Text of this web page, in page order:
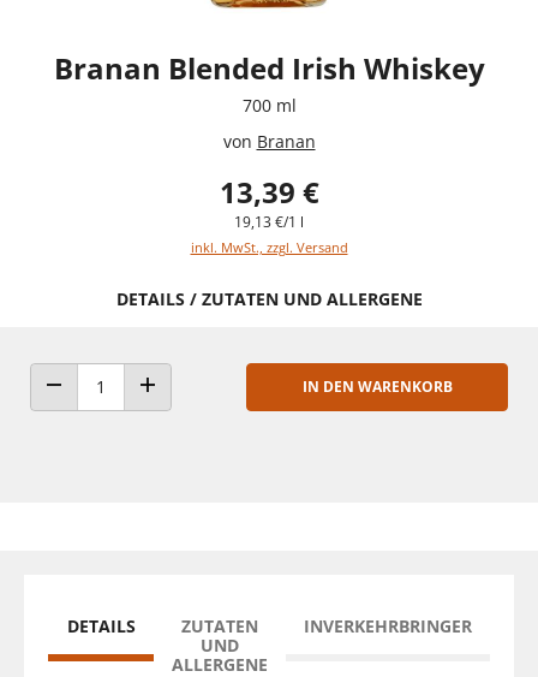
Branan Blended Irish Whiskey
700 ml
von Branan
13,39 €
19,13 €/1 l
inkl. MwSt., zzgl. Versand
DETAILS / ZUTATEN UND ALLERGENE
ANZAHL VERRINGERNANZAHL ERHÖHEN
IN DEN WARENKORB
DETAILS
ZUTATEN
UND
ALLERGENE
INVERKEHRBRINGER